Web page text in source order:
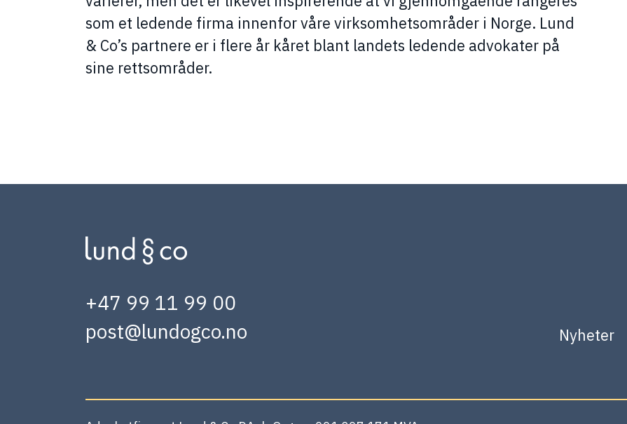
som et ledende firma innenfor våre virksomhetsområder i Norge. Lund
& Co’s partnere er i flere år kåret blant landets ledende advokater på
sine rettsområder.
+47 99 11 99 00
post@lundogco.no
Nyheter